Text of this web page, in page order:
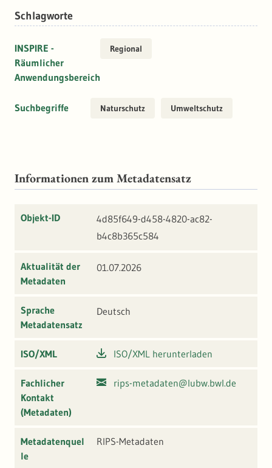
Schlagworte
INSPIRE -
Räumlicher
Anwendungsbereich
Regional
Suchbegriffe Naturschutz Umweltschutz
Informationen zum Metadatensatz
Objekt-ID
4d85f649-d458-4820-ac82-
b4c8b365c584
Aktualität der
Metadaten
01.07.2026
Sprache
Metadatensatz
Deutsch
ISO/XML ISO/XML herunterladen
Fachlicher
Kontakt
(Metadaten)
rips-metadaten@lubw.bwl.de
Metadatenquel
le
RIPS-Metadaten